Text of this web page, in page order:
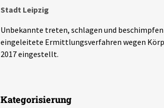
Stadt Leipzig
Unbekannte treten, schlagen und
eingeleitete Ermittlungsverfahren wegen
2017 eingestellt.
Kategorisierung